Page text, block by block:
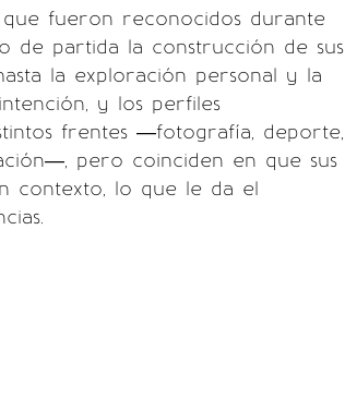
fueron reconocidos durante
de partida la construcción de sus
la exploración personal y la
y los perfiles
frentes —fotografía, deporte,
pero coinciden en que sus
contexto, lo que le da el